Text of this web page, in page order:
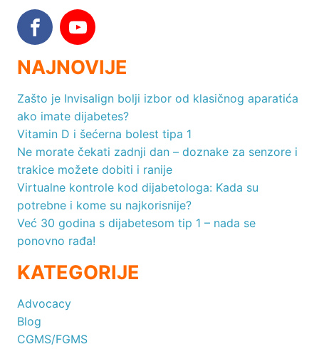
NAJNOVIJE
Zašto je Invisalign bolji izbor od klasičnog aparatića
ako imate dijabetes?
Vitamin D i šećerna bolest tipa 1
Ne morate čekati zadnji dan – doznake za senzore i
trakice možete dobiti i ranije
Virtualne kontrole kod dijabetologa: Kada su
potrebne i kome su najkorisnije?
Već 30 godina s dijabetesom tip 1 – nada se
ponovno rađa!
KATEGORIJE
Advocacy
Blog
CGMS/FGMS